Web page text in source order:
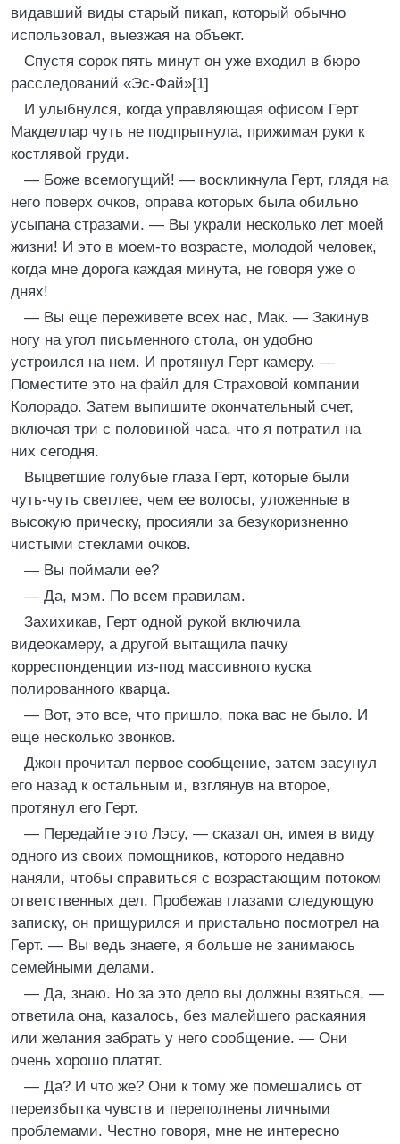
видавший виды старый пикап, который обычно
использовал, выезжая на объект.
Спустя сорок пять минут он уже входил в бюро
расследований «Эс-Фай»[1]
И улыбнулся, когда управляющая офисом Герт
Макделлар чуть не подпрыгнула, прижимая руки к
костлявой груди.
— Боже всемогущий! — воскликнула Герт, глядя на
него поверх очков, оправа которых была обильно
усыпана стразами. — Вы украли несколько лет моей
жизни! И это в моем-то возрасте, молодой человек,
когда мне дорога каждая минута, не говоря уже о
днях!
— Вы еще переживете всех нас, Мак. — Закинув
ногу на угол письменного стола, он удобно
устроился на нем. И протянул Герт камеру. —
Поместите это на файл для Страховой компании
Колорадо. Затем выпишите окончательный счет,
включая три с половиной часа, что я потратил на
них сегодня.
Выцветшие голубые глаза Герт, которые были
чуть-чуть светлее, чем ее волосы, уложенные в
высокую прическу, просияли за безукоризненно
чистыми стеклами очков.
— Вы поймали ее?
— Да, мэм. По всем правилам.
Захихикав, Герт одной рукой включила
видеокамеру, а другой вытащила пачку
корреспонденции из-под массивного куска
полированного кварца.
— Вот, это все, что пришло, пока вас не было. И
еще несколько звонков.
Джон прочитал первое сообщение, затем засунул
его назад к остальным и, взглянув на второе,
протянул его Герт.
— Передайте это Лэсу, — сказал он, имея в виду
одного из своих помощников, которого недавно
наняли, чтобы справиться с возрастающим потоком
ответственных дел. Пробежав глазами следующую
записку, он прищурился и пристально посмотрел на
Герт. — Вы ведь знаете, я больше не занимаюсь
семейными делами.
— Да, знаю. Но за это дело вы должны взяться, —
ответила она, казалось, без малейшего раскаяния
или желания забрать у него сообщение. — Они
очень хорошо платят.
— Да? И что же? Они к тому же помешались от
переизбытка чувств и переполнены личными
проблемами. Честно говоря, мне не интересно